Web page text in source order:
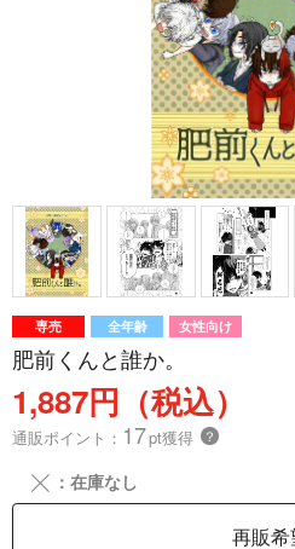
専売 全年齢 女性向け
肥前くんと誰か。
1,887円（税込）
通販ポイント： 17pt獲得 ？
╳ ：在庫なし
再販希